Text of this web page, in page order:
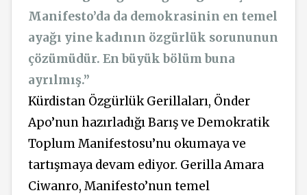
Manifesto’da da demokrasinin en temel
ayağı yine kadının özgürlük sorununun
çözümüdür. En büyük bölüm buna
ayrılmış.”
Kürdistan Özgürlük Gerillaları, Önder
Apo’nun hazırladığı Barış ve Demokratik
Toplum Manifestosu’nu okumaya ve
tartışmaya devam ediyor. Gerilla Amara
Ciwanro, Manifesto’nun temel